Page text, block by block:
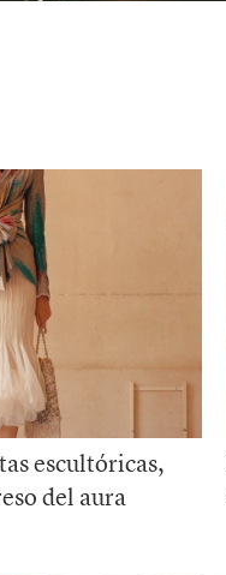
escultóricas,
del aura